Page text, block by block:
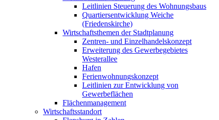
Leitlinien Steuerung des Wohnungsbaus
Quartiersentwicklung Weiche
(Friedenskirche)
Wirtschaftsthemen der Stadtplanung
Zentren- und Einzelhandelskonzept
Erweiterung des Gewerbegebietes
Westerallee
Hafen
Ferienwohnungskonzept
Leitlinien zur Entwicklung von
Gewerbeflächen
Flächenmanagement
Wirtschaftsstandort